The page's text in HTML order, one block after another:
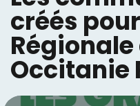
créés
Régionale
Occitanie